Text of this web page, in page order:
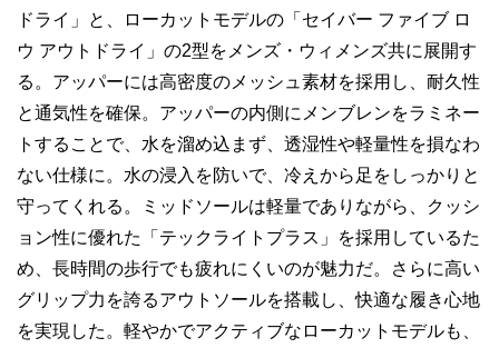
ドライ」と、ローカットモデルの「セイバー ファイブ ロ
ウ アウトドライ」の2型をメンズ・ウィメンズ共に展開す
る。アッパーには高密度のメッシュ素材を採用し、耐久性
と通気性を確保。アッパーの内側にメンブレンをラミネー
トすることで、水を溜め込まず、透湿性や軽量性を損なわ
ない仕様に。水の浸入を防いで、冷えから足をしっかりと
守ってくれる。ミッドソールは軽量でありながら、クッシ
ョン性に優れた「テックライトプラス」を採用しているた
め、長時間の歩行でも疲れにくいのが魅力だ。さらに高い
グリップ力を誇るアウトソールを搭載し、快適な履き心地
を実現した。軽やかでアクティブなローカットモデルも、